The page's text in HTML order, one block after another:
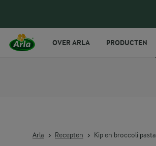
Arla Recepten Kip en broccoli pasta
OVER ARLA PRODUCTEN